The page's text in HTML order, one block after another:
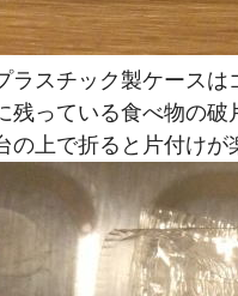
ラスチック製ケース
残っている食べ物の
の上で折ると片付けが